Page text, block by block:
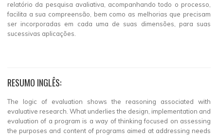
relatório da pesquisa avaliativa, acompanhando todo o processo,
facilita a sua compreensão, bem como as melhorias que precisam
ser incorporadas em cada uma de suas dimensões, para suas
sucessivas aplicações.
RESUMO INGLÊS:
The logic of evaluation shows the reasoning associated with
evaluative research. What underlies the design, implementation and
evaluation of a program is a way of thinking focused on assessing
the purposes and content of programs aimed at addressing needs